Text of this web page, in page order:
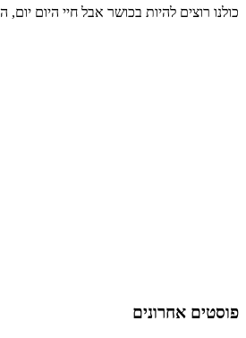
כולנו רוצים להיות בכושר אבל חיי היום
פוסטים אחרונים